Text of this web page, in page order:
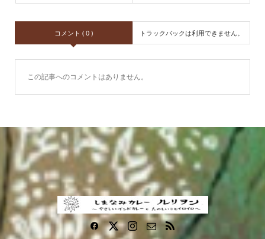
コメント ( 0 ) トラックバックは利用できません。
この記事へのコメントはありません。